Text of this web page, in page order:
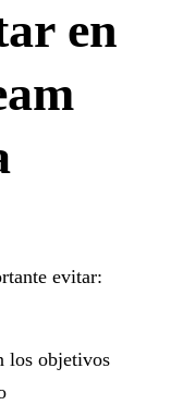
en
evitar:
los objetivos